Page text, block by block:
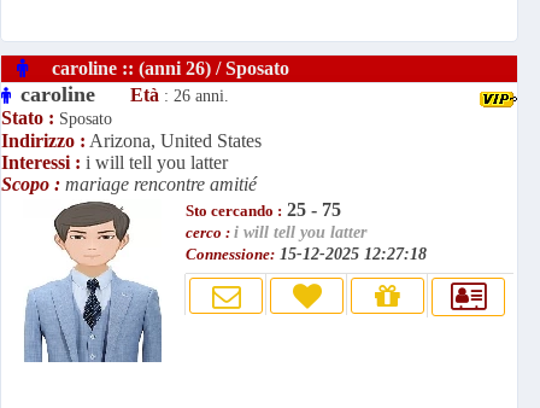
caroline :: (anni 26) / Sposato
caroline Età : 26 anni.
Stato : Sposato
Indirizzo : Arizona, United States
Interessi : i will tell you latter
Scopo : mariage rencontre amitié
Sto cercando : 25 - 75
cerco : i will tell you latter
Connessione: 15-12-2025 12:27:18